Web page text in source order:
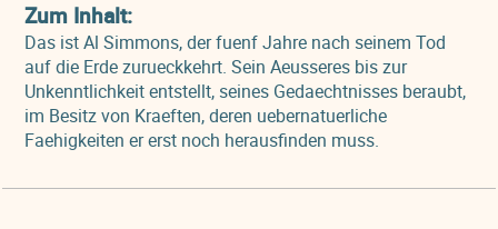
Zum Inhalt:
Das ist Al Simmons, der fuenf Jahre nach seinem Tod
auf die Erde zurueckkehrt. Sein Aeusseres bis zur
Unkenntlichkeit entstellt, seines Gedaechtnisses beraubt,
im Besitz von Kraeften, deren uebernatuerliche
Faehigkeiten er erst noch herausfinden muss.